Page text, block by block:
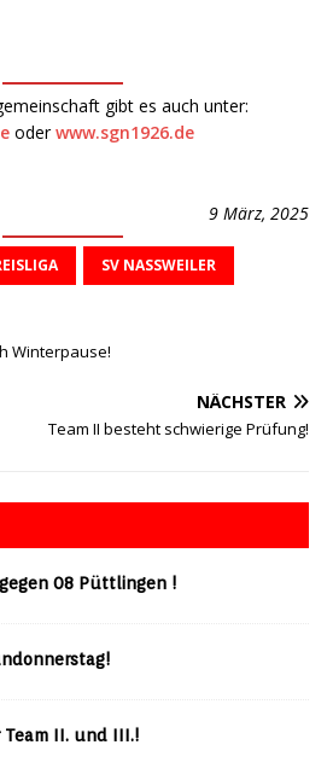
gibt es auch unter:
oderwww.sgn1926.de
9 März, 2025
SV NASSWEILER
Winterpause!
NÄCHSTER
Team II besteht schwierige Prüfung!
08 Püttlingen !
II. und III.!